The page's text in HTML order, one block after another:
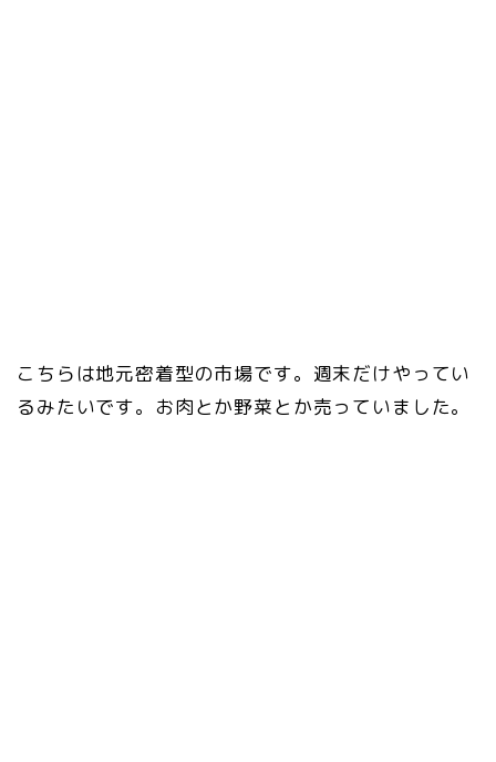
こちらは地元密着型の市場です。週末だけやってい
るみたいです。お肉とか野菜とか売っていました。